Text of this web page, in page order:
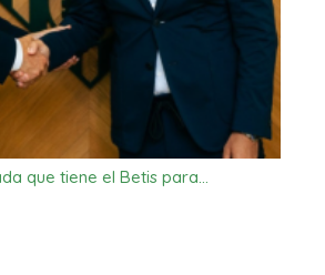
que tiene el Betis para…